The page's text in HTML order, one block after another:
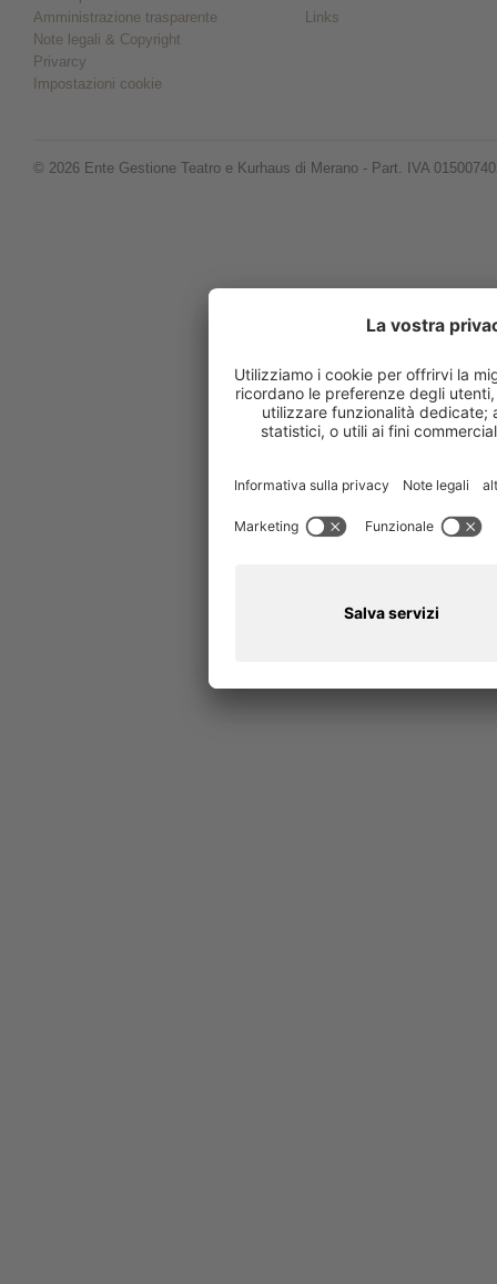
Amministrazione trasparente
Note legali & Copyright
Privarcy
Impostazioni cookie
Links
© 2026 Ente Gestione Teatro e Kurhaus di Merano - Part. IVA